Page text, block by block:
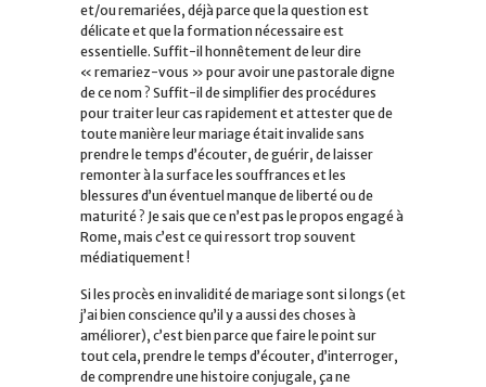
et/ou remariées, déjà parce que la question est
délicate et que la formation nécessaire est
essentielle. Suffit-il honnêtement de leur dire
« remariez-vous » pour avoir une pastorale digne
de ce nom ? Suffit-il de simplifier des procédures
pour traiter leur cas rapidement et attester que de
toute manière leur mariage était invalide sans
prendre le temps d’écouter, de guérir, de laisser
remonter à la surface les souffrances et les
blessures d’un éventuel manque de liberté ou de
maturité ? Je sais que ce n’est pas le propos engagé à
Rome, mais c’est ce qui ressort trop souvent
médiatiquement !
Si les procès en invalidité de mariage sont si longs (et
j’ai bien conscience qu’il y a aussi des choses à
améliorer), c’est bien parce que faire le point sur
tout cela, prendre le temps d’écouter, d’interroger,
de comprendre une histoire conjugale, ça ne